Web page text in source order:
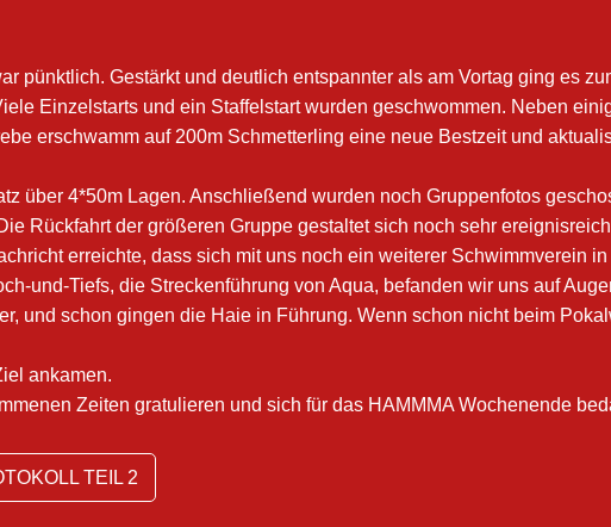
pünktlich. Gestärkt und deutlich entspannter als am Vortag ging es
Einzelstarts und ein Staffelstart wurden geschwommen. Neben
erschwamm auf 200m Schmetterling eine neue Bestzeit und
über 4*50m Lagen. Anschließend wurden noch Gruppenfotos
Rückfahrt der größeren Gruppe gestaltet sich noch sehr
erreichte, dass sich mit uns noch ein weiterer Schwimmverein
und-Tiefs, die Streckenführung von Aqua, befanden wir uns auf
und schon gingen die Haie in Führung. Wenn schon nicht beim
ankamen.
Zeiten gratulieren und sich für das HAMMMA Wochenende
TEIL 2